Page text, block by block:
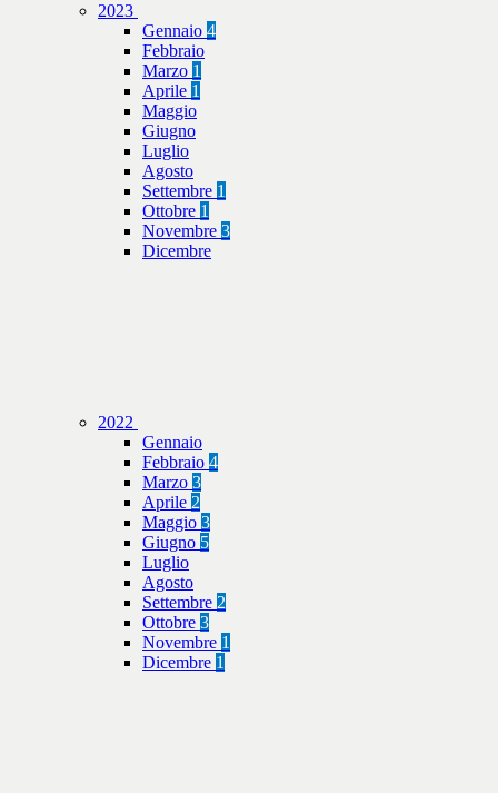
2023
Gennaio 4
Febbraio
Marzo 1
Aprile 1
Maggio
Giugno
Luglio
Agosto
Settembre 1
Ottobre 1
Novembre 3
Dicembre
2022
Gennaio
Febbraio 4
Marzo 3
Aprile 2
Maggio 3
Giugno 5
Luglio
Agosto
Settembre 2
Ottobre 3
Novembre 1
Dicembre 1